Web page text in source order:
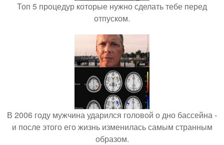
Топ 5 процедур которые нужно сделать тебе перед
отпуском.
В 2006 году мужчина ударился головой о дно бассейна -
и после этого его жизнь изменилась самым странным
образом.